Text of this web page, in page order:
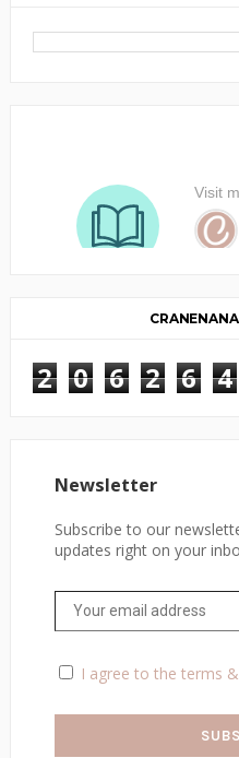
2 0 6 2 6 4
Newsletter
Subscribe to our
updates right on your
I agree to the terms